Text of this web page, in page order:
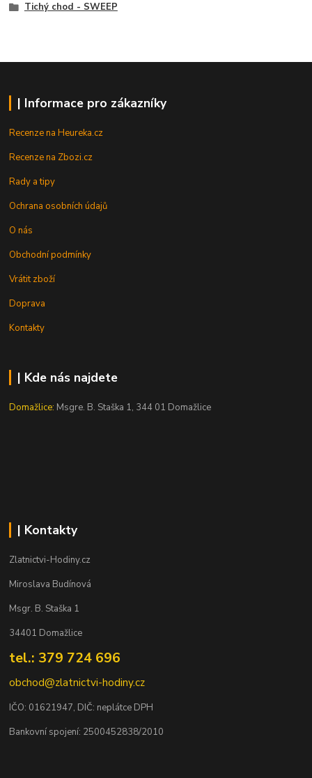
Tichý chod - SWEEP
| Informace pro zákazníky
Recenze na Heureka.cz
Recenze na Zbozi.cz
Rady a tipy
Ochrana osobních údajů
O nás
Obchodní podmínky
Vrátit zboží
Doprava
Kontakty
| Kde nás najdete
Domažlice: Msgre. B. Staška 1, 344 01 Domažlice
| Kontakty
Zlatnictvi-Hodiny.cz
Miroslava Budínová
Msgr. B. Staška 1
34401 Domažlice
tel.: 379 724 696
obchod@zlatnictvi-hodiny.cz
IČO: 01621947, DIČ: neplátce DPH
Bankovní spojení: 2500452838/2010